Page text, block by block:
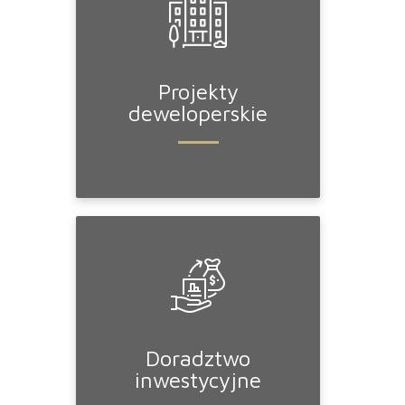
Projekty
deweloperskie
Doradztwo
inwestycyjne